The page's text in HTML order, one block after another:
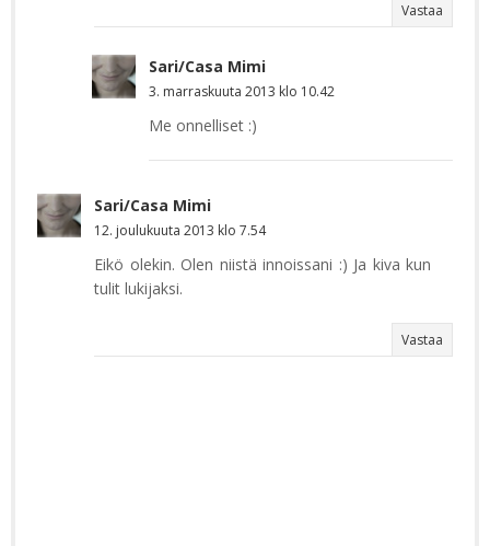
Vastaa
Sari/Casa Mimi
3. marraskuuta 2013 klo 10.42
Me onnelliset :)
Sari/Casa Mimi
12. joulukuuta 2013 klo 7.54
Eikö olekin. Olen niistä innoissani :) Ja kiva kun
tulit lukijaksi.
Vastaa